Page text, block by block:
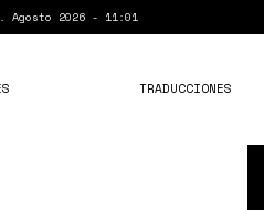
Agosto 2026 - 11:01
TRADUCCIONES